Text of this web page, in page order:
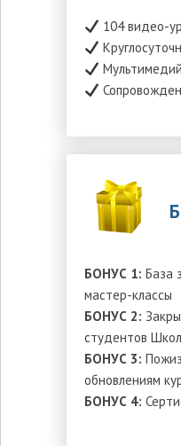
104 видео-
БОНУС 1: База
мастер-классы
БОНУС 2:
студентов
БОНУС 3:
обновлениям
БОНУС 4: